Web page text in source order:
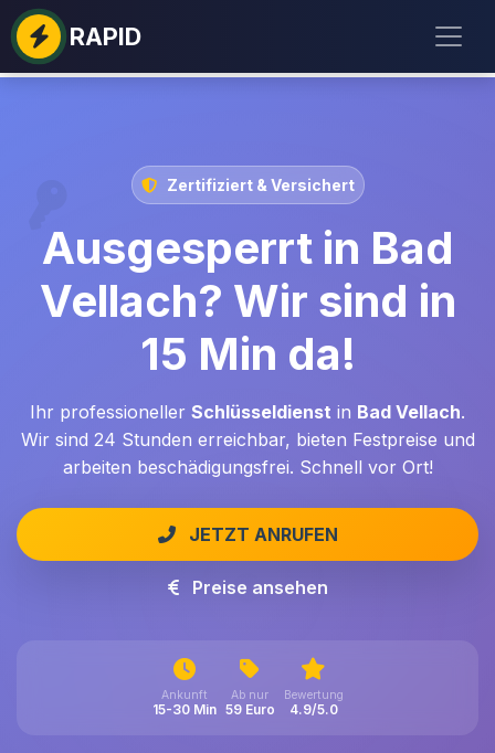
RAPID
Zertifiziert & Versichert
Ausgesperrt in Bad
Vellach? Wir sind in
15 Min da!
Ihr professioneller Schlüsseldienst in Bad Vellach.
Wir sind 24 Stunden erreichbar, bieten Festpreise und
arbeiten beschädigungsfrei. Schnell vor Ort!
JETZT ANRUFEN
Preise ansehen
Ankunft
15-30 Min
Ab nur
59 Euro
Bewertung
4.9/5.0